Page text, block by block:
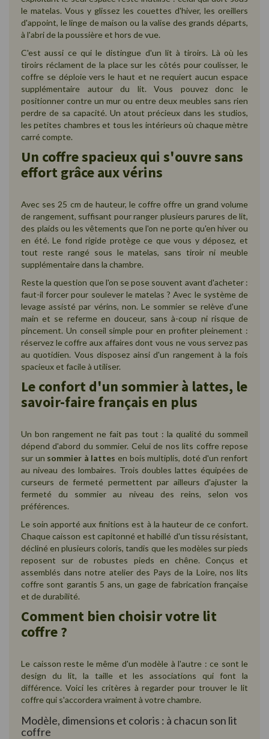
le matelas. Vous y glissez les couettes d'hiver, les oreillers
d'appoint, le linge de maison ou la valise des grands départs,
à l'abri de la poussière et hors de vue.
C'est aussi ce qui le distingue d'un lit à tiroirs. Là où les
tiroirs réclament de la place sur les côtés pour coulisser, le
coffre se déploie vers le haut et ne requiert aucun espace
supplémentaire autour du lit. Vous pouvez donc le
positionner contre un mur ou entre deux meubles sans rien
perdre de sa capacité. Un atout précieux dans les studios,
les petites chambres et tous les intérieurs où chaque mètre
carré compte.
Un coffre spacieux qui s'ouvre sans
effort grâce aux vérins
Avec ses 25 cm de hauteur, le coffre offre un grand volume
de rangement, suffisant pour ranger plusieurs parures de lit,
des plaids ou les vêtements que l'on ne porte qu'en hiver ou
en été. Le fond rigide protège ce que vous y déposez, et
tout reste rangé sous le matelas, sans tiroir ni meuble
supplémentaire dans la chambre.
Reste la question que l'on se pose souvent avant d'acheter :
faut-il forcer pour soulever le matelas ? Avec le système de
levage assisté par vérins, non. Le sommier se relève d'une
main et se referme en douceur, sans à-coup ni risque de
pincement. Un conseil simple pour en profiter pleinement :
réservez le coffre aux affaires dont vous ne vous servez pas
au quotidien. Vous disposez ainsi d'un rangement à la fois
spacieux et facile à utiliser.
Le confort d'un sommier à lattes, le
savoir-faire français en plus
Un bon rangement ne fait pas tout : la qualité du sommeil
dépend d'abord du sommier. Celui de nos lits coffre repose
sur un sommier à lattes en bois multiplis, doté d'un renfort
au niveau des lombaires. Trois doubles lattes équipées de
curseurs de fermeté permettent par ailleurs d'ajuster la
fermeté du sommier au niveau des reins, selon vos
préférences.
Le soin apporté aux finitions est à la hauteur de ce confort.
Chaque caisson est capitonné et habillé d'un tissu résistant,
décliné en plusieurs coloris, tandis que les modèles sur pieds
reposent sur de robustes pieds en chêne. Conçus et
assemblés dans notre atelier des Pays de la Loire, nos lits
coffre sont garantis 5 ans, un gage de fabrication française
et de durabilité.
Comment bien choisir votre lit
coffre ?
Le caisson reste le même d'un modèle à l'autre : ce sont le
design du lit, la taille et les associations qui font la
différence. Voici les critères à regarder pour trouver le lit
coffre qui s'accordera vraiment à votre chambre.
Modèle, dimensions et coloris : à chacun son lit
coffre